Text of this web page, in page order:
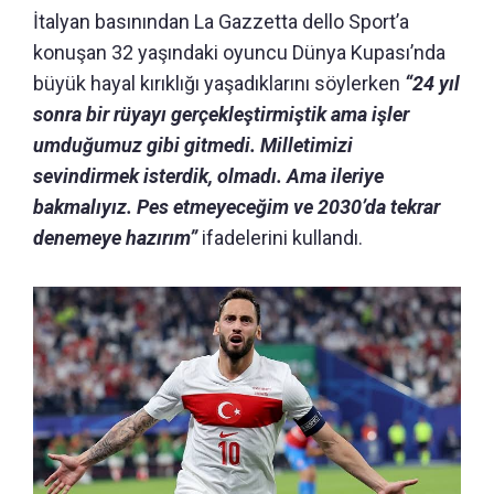
İtalyan basınından La Gazzetta dello Sport’a
konuşan 32 yaşındaki oyuncu Dünya Kupası’nda
büyük hayal kırıklığı yaşadıklarını söylerken “24 yıl
sonra bir rüyayı gerçekleştirmiştik ama işler
umduğumuz gibi gitmedi. Milletimizi
sevindirmek isterdik, olmadı. Ama ileriye
bakmalıyız. Pes etmeyeceğim ve 2030’da tekrar
denemeye hazırım”ifadelerini kullandı.